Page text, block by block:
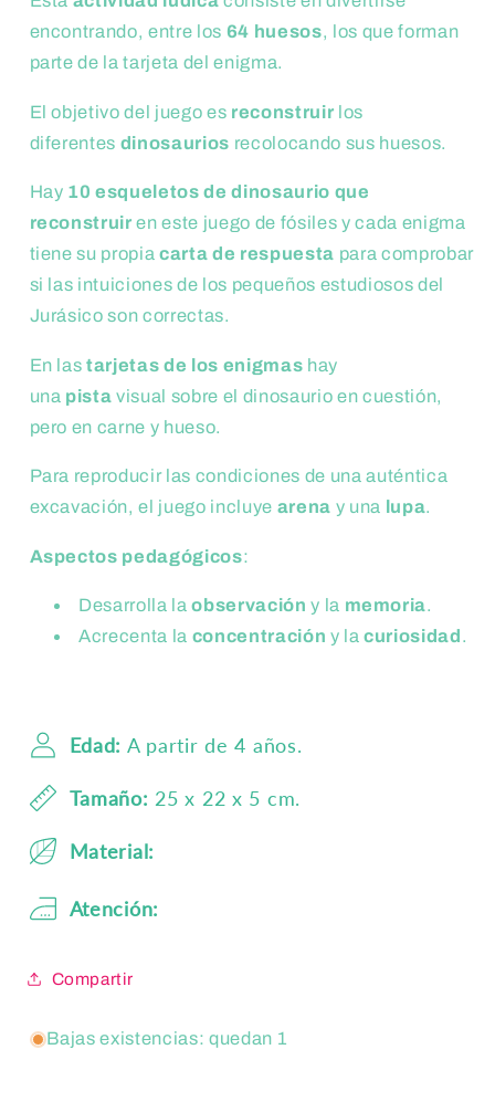
encontrando, entre los 64 huesos, los que forman
parte de la tarjeta del enigma.
El objetivo del juego es reconstruir los
diferentes dinosaurios recolocando sus huesos.
Hay 10 esqueletos de dinosaurio que
reconstruir en este juego de fósiles y cada enigma
tiene su propia carta de respuesta para comprobar
si las intuiciones de los pequeños estudiosos del
Jurásico son correctas.
En las tarjetas de los enigmas hay
una pista visual sobre el dinosaurio en cuestión,
pero en carne y hueso.
Para reproducir las condiciones de una auténtica
excavación, el juego incluye arena y una lupa.
Aspectos pedagógicos:
Desarrolla la observación y la memoria.
Acrecenta la concentración y la curiosidad .
Edad: A partir de 4 años.
Tamaño: 25 x 22 x 5 cm.
Material:
Atención:
Compartir
Bajas existencias: quedan 1